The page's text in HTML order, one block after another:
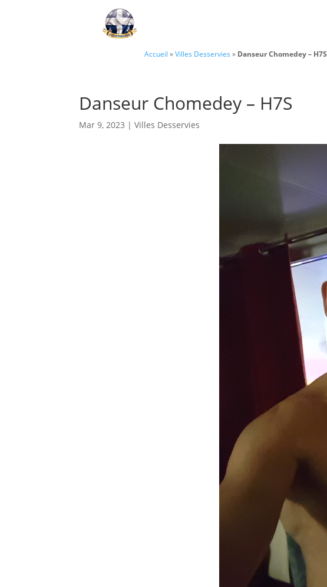
Accueil »Villes Desservies » Danseur Chomedey – H7S
Danseur Chomedey – H7S
Mar 9, 2023 |Villes Desservies